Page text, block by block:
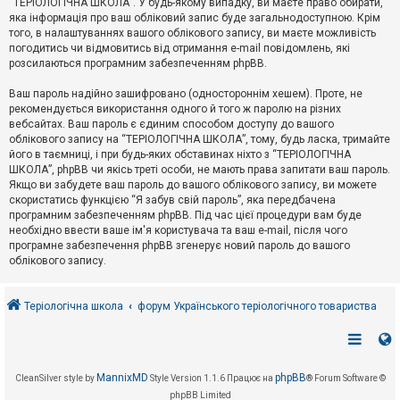
Д
о
м
о
г
“ТЕРІОЛОГІЧНА ШКОЛА”. У будь-якому випадку, ви маєте право обирати,
яка інформація про ваш обліковий запис буде загальнодоступною. Крім
того, в налаштуваннях вашого облікового запису, ви маєте можливість
погодитись чи відмовитись від отримання e-mail повідомлень, які
розсилаються програмним забезпеченням phpBB.
Ваш пароль надійно зашифровано (одностороннім хешем). Проте, не
рекомендується використання одного й того ж паролю на різних
вебсайтах. Ваш пароль є єдиним способом доступу до вашого
облікового запису на “ТЕРІОЛОГІЧНА ШКОЛА”, тому, будь ласка, тримайте
його в таємниці, і при будь-яких обставинах ніхто з “ТЕРІОЛОГІЧНА
ШКОЛА”, phpBB чи якісь треті особи, не мають права запитати ваш пароль.
Якщо ви забудете ваш пароль до вашого облікового запису, ви можете
скористатись функцією “Я забув свій пароль”, яка передбачена
програмним забезпеченням phpBB. Під час цієї процедури вам буде
необхідно ввести ваше ім'я користувача та ваш e-mail, після чого
програмне забезпечення phpBB згенерує новий пароль до вашого
облікового запису.
Теріологічна школа форум Українського теріологічного товариства
CleanSilver style by MannixMD Style Version 1.1.6 Працює на phpBB® Forum Software ©
phpBB Limited